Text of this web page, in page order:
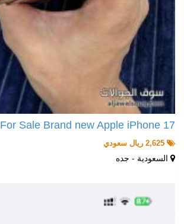
For Sale Brand new Apple iPhone 17
السعودية - جده